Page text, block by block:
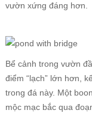
vườn xứng đáng hơn.
Bể cảnh trong vườn
điểm “lạch” lớn hơn,
trong đá này. Một
mộc mạc bắc qua